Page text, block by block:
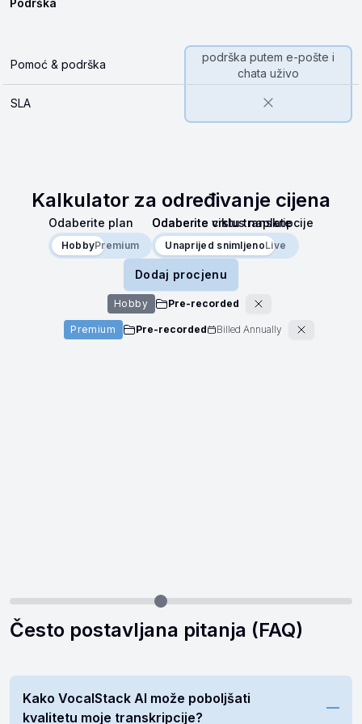
Podrška
Pomoć & podrška
podrška putem e-pošte i
chata uživo
SLA
Kalkulator za određivanje cijena
Odaberite plan
HobbyPremium
Hobby
Odaberite ciklus naplate
GodišnjeMjesečno
Godišnje
Odaberite vrstu transkripcije
Unaprijed snimljenoLive
Unaprijed snimljeno
Dodaj procjenu
Hobby Pre-recorded
Premium Pre-recorded Billed Annually
Često postavljana pitanja (FAQ)
Kako VocalStack AI može poboljšati
kvalitetu moje transkripcije?